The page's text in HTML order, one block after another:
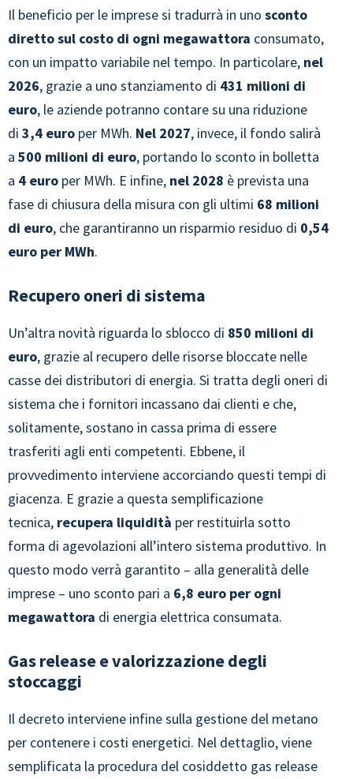
Il beneficio per le imprese si tradurrà in uno sconto
diretto sul costo di ogni megawattora consumato,
con un impatto variabile nel tempo. In particolare, nel
2026, grazie a uno stanziamento di 431 milioni di
euro, le aziende potranno contare su una riduzione
di 3,4 euro per MWh. Nel 2027, invece, il fondo salirà
a 500 milioni di euro, portando lo sconto in bolletta
a 4 euro per MWh. E infine, nel 2028 è prevista una
fase di chiusura della misura con gli ultimi 68 milioni
di euro, che garantiranno un risparmio residuo di 0,54
euro per MWh.
Recupero oneri di sistema
Un’altra novità riguarda lo sblocco di 850 milioni di
euro, grazie al recupero delle risorse bloccate nelle
casse dei distributori di energia. Si tratta degli oneri di
sistema che i fornitori incassano dai clienti e che,
solitamente, sostano in cassa prima di essere
trasferiti agli enti competenti. Ebbene, il
provvedimento interviene accorciando questi tempi di
giacenza. E grazie a questa semplificazione
tecnica, recupera liquidità per restituirla sotto
forma di agevolazioni all’intero sistema produttivo. In
questo modo verrà garantito – alla generalità delle
imprese – uno sconto pari a 6,8 euro per ogni
megawattora di energia elettrica consumata.
Gas release e valorizzazione degli
stoccaggi
Il decreto interviene infine sulla gestione del metano
per contenere i costi energetici. Nel dettaglio, viene
semplificata la procedura del cosiddetto gas release